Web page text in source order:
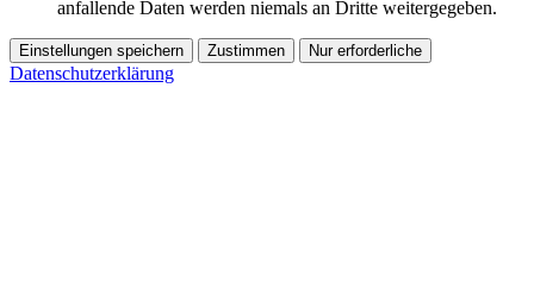
anfallende Daten werden niemals an Dritte weitergegeben.
Einstellungen speichern Zustimmen Nur erforderliche
Datenschutzerklärung